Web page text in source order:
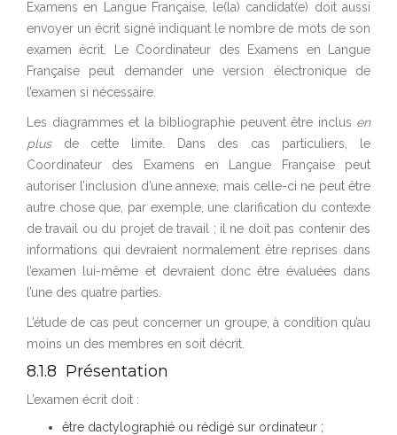
Examens en Langue Française, le(la) candidat(e) doit aussi
envoyer un écrit signé indiquant le nombre de mots de son
examen écrit. Le Coordinateur des Examens en Langue
Française peut demander une version électronique de
l’examen si nécessaire.
Les diagrammes et la bibliographie peuvent être inclus en
plus de cette limite. Dans des cas particuliers, le
Coordinateur des Examens en Langue Française peut
autoriser l’inclusion d’une annexe, mais celle-ci ne peut être
autre chose que, par exemple, une clarification du contexte
de travail ou du projet de travail ; il ne doit pas contenir des
informations qui devraient normalement être reprises dans
l’examen lui-même et devraient donc être évaluées dans
l’une des quatre parties.
L’étude de cas peut concerner un groupe, à condition qu’au
moins un des membres en soit décrit.
8.1.8 Présentation
L’examen écrit doit :
être dactylographié ou rédigé sur ordinateur ;